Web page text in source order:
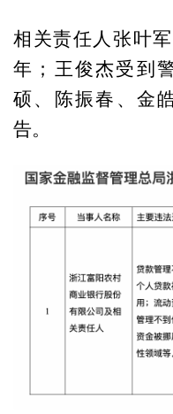
相关责任人张叶
年；王俊杰受到
硕、陈振春、金
告。